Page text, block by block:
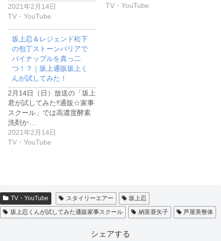
2021年2月14日
TV・YouTube
TV・YouTube
坂上忍＆レジェンド松下
の包丁ストーンバリアで
パイナップルを真っ二
つ！？｜坂上通販坂上く
んが試してみた！
2月14日（日）放送の「坂上
君が試してみた‼︎通販☆家事
スクール」では高濃度酵素
洗剤か…
2021年2月14日
TV・YouTube
TV・YouTube スタイリーエアー
坂上忍
坂上忍くんが試してみた通販家事スクール
納富亜矢子 芦屋美整体
シェアする